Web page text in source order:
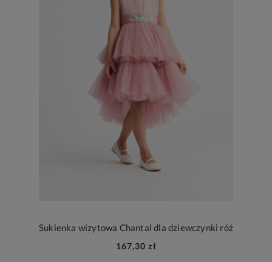
Sukienka wizytowa Chantal dla dziewczynki róż
167,30 zł